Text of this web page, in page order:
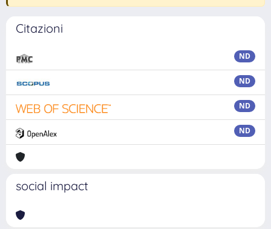
Citazioni
ND
ND
ND
ND
social impact